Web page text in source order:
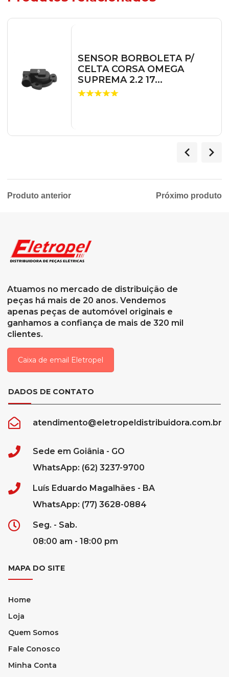
SENSOR BORBOLETA P/
CELTA CORSA OMEGA
SUPREMA 2.2 17...
Produto anterior Próximo produto
Atuamos no mercado de distribuição de
peças há mais de 20 anos. Vendemos
apenas peças de automóvel originais e
ganhamos a confiança de mais de 320 mil
clientes.
Caixa de email Eletropel
DADOS DE CONTATO
atendimento@eletropeldistribuidora.com.br
Sede em Goiânia - GO
WhatsApp: (62) 3237-9700
Luís Eduardo Magalhães - BA
WhatsApp: (77) 3628-0884
Seg. - Sab.
08:00 am - 18:00 pm
MAPA DO SITE
Home
Loja
Quem Somos
Fale Conosco
Minha Conta